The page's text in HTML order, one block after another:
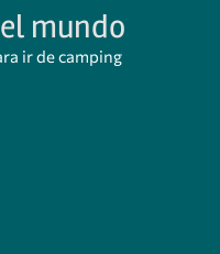
mundo
ir de camping